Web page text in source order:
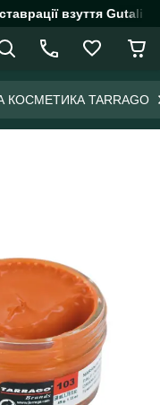
взуття
КОСМЕТИКА TARRAGO